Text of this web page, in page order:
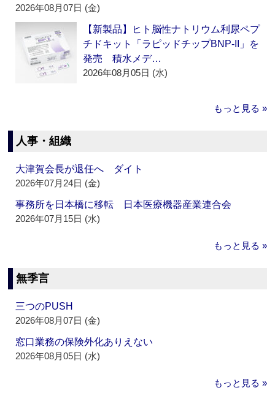
2026年08月07日 (金)
【新製品】ヒト脳性ナトリウム利尿ペプ
チドキット「ラピッドチップBNP-II」を
発売 積水メデ…
2026年08月05日 (水)
もっと見る »
人事・組織
大津賀会長が退任へ ダイト
2026年07月24日 (金)
事務所を日本橋に移転 日本医療機器産業連合会
2026年07月15日 (水)
もっと見る »
無季言
三つのPUSH
2026年08月07日 (金)
窓口業務の保険外化ありえない
2026年08月05日 (水)
もっと見る »